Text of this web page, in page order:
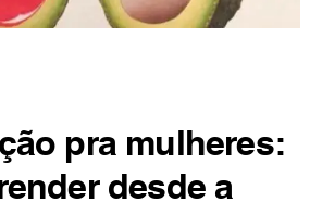
pra mulheres:
desde a